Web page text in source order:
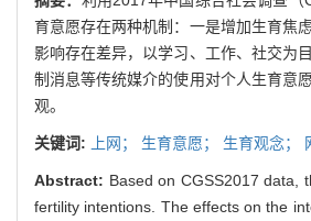
育意愿存在两种机制：一是增加生育焦
影响存在差异，以学习、工作、社交为
制消息等传统媒介的使用对个人生育意
观。
关键词: 上网； 生育意愿； 生育观念；
Abstract: Based on CGSS2017 data,
fertility intentions. The effects on the